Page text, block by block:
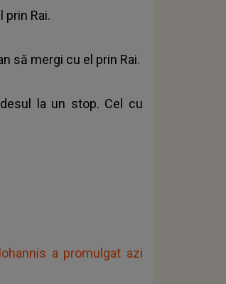
prin Rai.
să mergi cu el prin Rai.
la un stop. Cel cu
a promulgat azi